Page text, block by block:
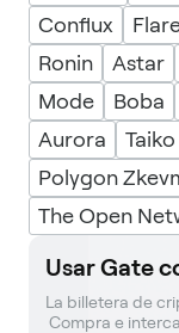
Conflux
Ronin
Astar
Mode
Boba
Aurora
Taiko
Polygon
The Open
Usar Gate
La billetera de
Compra e